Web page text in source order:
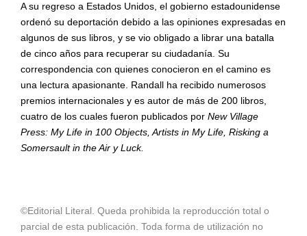
A su regreso a Estados Unidos, el gobierno estadounidense
ordenó su deportación debido a las opiniones expresadas en
algunos de sus libros, y se vio obligado a librar una batalla
de cinco años para recuperar su ciudadanía. Su
correspondencia con quienes conocieron en el camino es
una lectura apasionante. Randall ha recibido numerosos
premios internacionales y es autor de más de 200 libros,
cuatro de los cuales fueron publicados por New Village
Press: My Life in 100 Objects, Artists in My Life, Risking a
Somersault in the Air y Luck.
©Editorial Literal. Queda prohibida la reproducción total o
parcial de esta publicación. Toda forma de utilización no